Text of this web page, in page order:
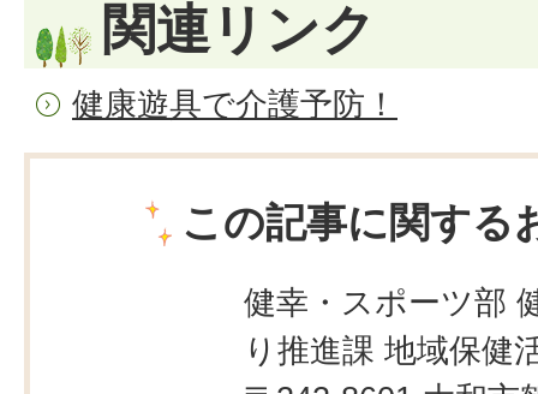
関連リンク
健康遊具で介護予防！
この記事に関する
健幸・スポーツ部
り推進課 地域保健